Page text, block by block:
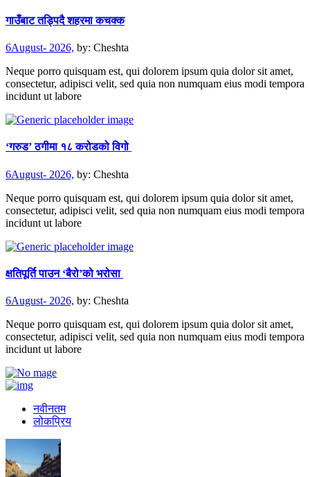
गाउँबाट तड्पिदै शहरमा कचक्क
6August- 2026, by: Cheshta
Neque porro quisquam est, qui dolorem ipsum quia dolor sit amet,
consectetur, adipisci velit, sed quia non numquam eius modi tempora
incidunt ut labore
‘गरुड’ ठगीमा १८ करोडको विगो
6August- 2026, by: Cheshta
Neque porro quisquam est, qui dolorem ipsum quia dolor sit amet,
consectetur, adipisci velit, sed quia non numquam eius modi tempora
incidunt ut labore
क्षतिपूर्ति पाउन ‘बैरो’को भरोसा
6August- 2026, by: Cheshta
Neque porro quisquam est, qui dolorem ipsum quia dolor sit amet,
consectetur, adipisci velit, sed quia non numquam eius modi tempora
incidunt ut labore
नवीनतम
लोकप्रिय